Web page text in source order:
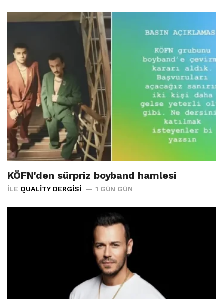
KÖFN'den sürpriz boyband hamlesi
İLE QUALITY DERGISI 1 GÜN GÜN